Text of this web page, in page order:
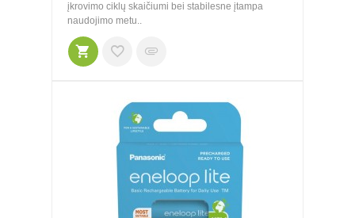
įkrovimo ciklų skaičiumi bei stabilesne įtampa
naudojimo metu..